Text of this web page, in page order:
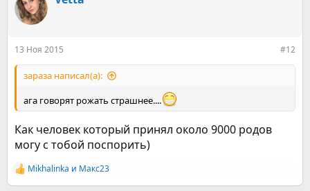
ц
и
13 Ноя 2015 #12
зараза написал(а):
ага говорят рожать страшнее....
Как человек который принял около 9000 родов
могу с тобой поспорить)
Р
е
Mikhalinka и Макс23